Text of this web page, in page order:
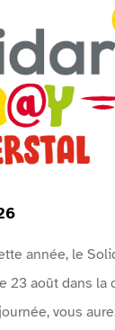
année, le
23 août dans la
vous